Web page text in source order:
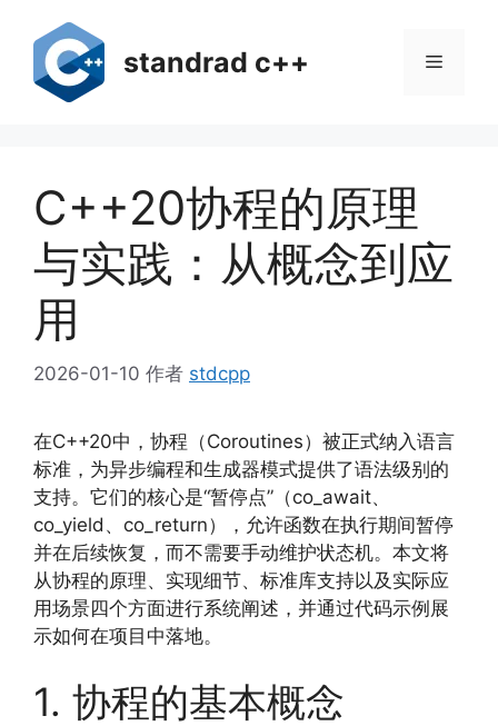
standrad c++ 菜
C++20协程的原理
与实践：从概念到应
用
2026-01-10 作者 stdcpp
在C++20中，协程（Coroutines）被正式纳入语言
标准，为异步编程和生成器模式提供了语法级别的
支持。它们的核心是“暂停点”（co_await、
co_yield、co_return），允许函数在执行期间暂停
并在后续恢复，而不需要手动维护状态机。本文将
从协程的原理、实现细节、标准库支持以及实际应
用场景四个方面进行系统阐述，并通过代码示例展
示如何在项目中落地。
1. 协程的基本概念